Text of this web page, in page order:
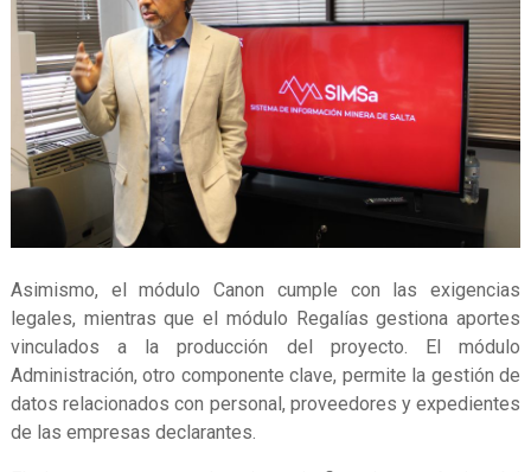
Asimismo, el módulo Canon cumple con las exigencias
legales, mientras que el módulo Regalías gestiona aportes
vinculados a la producción del proyecto. El módulo
Administración, otro componente clave, permite la gestión de
datos relacionados con personal, proveedores y expedientes
de las empresas declarantes.